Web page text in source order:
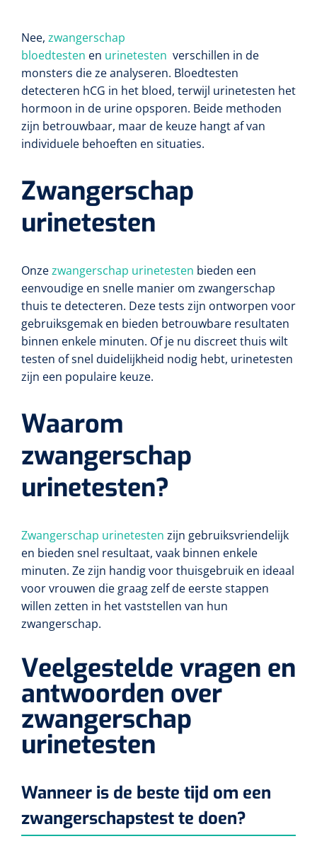
INR-metingen
Reagentia
Serologie
Rapid tests
Parasitologie
Toebehoren
Longfunctie
Diversen
Wearables
Software
Oefenballen
Loopbruggen - en trappen
Evenwicht & coördinatie
Handdesinfectie
Haarverzorging
Douche en bad
Afvalbakken
Luchtverfrissers
Instrumentenreinigers
Zelfklevende steunverbanden
Tubulaire verbanden
Elastische fixatiewindels
Verbandsets
Afdeklakens
Sondeerset
Hecht- & hechtverwijdersets
Instrumentensets
Steriele velden
Chronische wondzorgproducten
Zilververbanden
Hydrogel
Paraffine verbanden
Siliconen verbanden
Alginaten
Diversen
Kleeflaag removers
Watten
Verbandhaakjes
Nierbekken
Nee, zwangerschap
bloedtesten en urinetesten verschillen in de
monsters die ze analyseren. Bloedtesten
detecteren hCG in het bloed, terwijl urinetesten het
hormoon in de urine opsporen. Beide methoden
zijn betrouwbaar, maar de keuze hangt af van
individuele behoeften en situaties.
Zwangerschap
urinetesten
Onzezwangerschap urinetesten bieden een
eenvoudige en snelle manier om zwangerschap
thuis te detecteren. Deze tests zijn ontworpen voor
gebruiksgemak en bieden betrouwbare resultaten
binnen enkele minuten. Of je nu discreet thuis wilt
testen of snel duidelijkheid nodig hebt, urinetesten
zijn een populaire keuze.
Waarom
zwangerschap
urinetesten?
Zwangerschap urinetesten zijn gebruiksvriendelijk
en bieden snel resultaat, vaak binnen enkele
minuten. Ze zijn handig voor thuisgebruik en ideaal
voor vrouwen die graag zelf de eerste stappen
willen zetten in het vaststellen van hun
zwangerschap.
Veelgestelde vragen en
antwoorden over
zwangerschap
urinetesten
Wanneer is de beste tijd om een
zwangerschapstest te doen?